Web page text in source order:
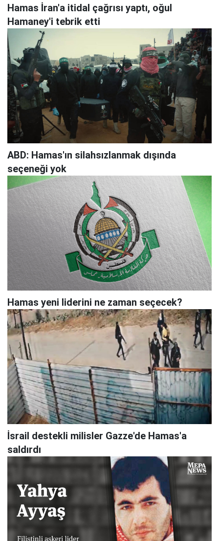
Hamas İran'a itidal çağrısı yaptı, oğul
Hamaney'i tebrik etti
ABD: Hamas'ın silahsızlanmak dışında
seçeneği yok
Hamas yeni liderini ne zaman seçecek?
İsrail destekli milisler Gazze'de Hamas'a
saldırdı